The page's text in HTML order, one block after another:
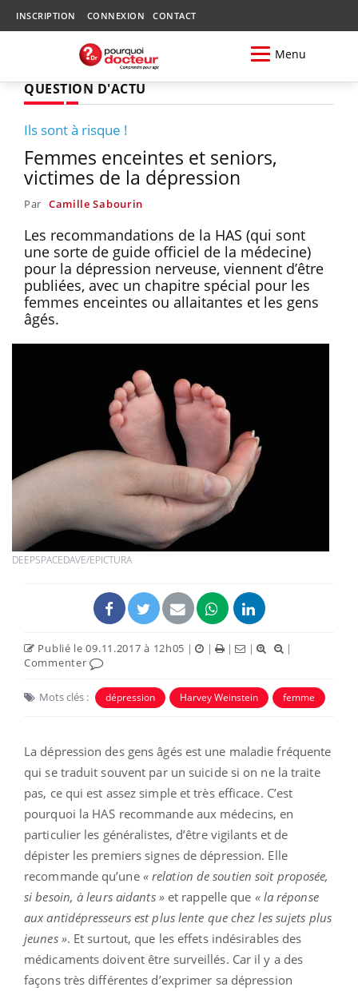
INSCRIPTION CONNEXION CONTACT
Menu
QUESTION D'ACTU
Ils sont à risque !
Femmes enceintes et seniors,
victimes de la dépression
Par Camille Sabourin
Les recommandations de la HAS (qui sont
une sorte de guide officiel de la médecine)
pour la dépression nerveuse, viennent d’être
publiées, avec un chapitre spécial pour les
femmes enceintes ou allaitantes et les gens
âgés.
DEEPSPACEDAVE/EPICTURA
Publié le 09.11.2017 à 12h05 | | | |
|
Commenter
Mots clés : dépression Harvey Weinstein femme
La dépression des gens âgés est une maladie fréquente
qui se traduit souvent par un suicide si on ne la traite
pas, ce qui est assez simple et très efficace. C’est
pourquoi la HAS recommande aux médecins, en
particulier les généralistes, d’être vigilants et de
dépister les premiers signes de dépression. Elle
recommande qu’une « relation de soutien soit proposée,
si besoin, à leurs aidants »et rappelle que « la réponse
aux antidépresseurs est plus lente que chez les sujets plus
jeunes ». Et surtout, que les effets indésirables des
médicaments doivent être surveillés. Car il y a des
façons très différentes d’exprimer sa dépression